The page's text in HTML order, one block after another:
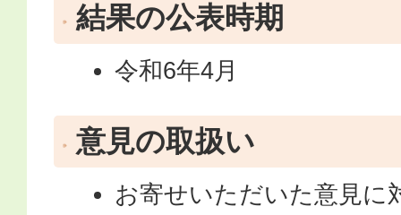
結果の公表時期
令和6年4月
意見の取扱い
お寄せいただいた意見に